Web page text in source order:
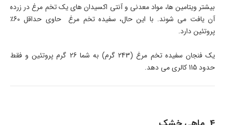
بیشتر ویتامین ها، مواد معدنی و آنتی اکسیدان های یک تخم مرغ در زرده
آن یافت می شوند. با این حال، سفیده تخم مرغ حاوی حداقل 60٪
پروتئین دارد.
یک فنجان سفیده تخم مرغ (243 گرم) به شما 26 گرم پروتئین و فقط
حدود 115 کالری می دهد.